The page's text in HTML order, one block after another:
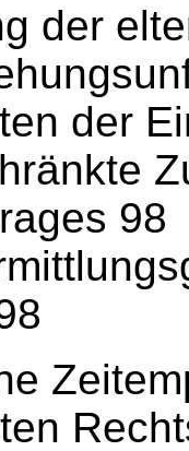
der
der
98